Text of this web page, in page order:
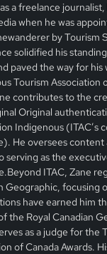
a freelance
when he was
by Tourism
solidified his
paved the way for his
Tourism Association
contributes to the
Original
Indigenous (ITAC’s
He oversees
serving as the
ITAC, Zane
Geographic, focusing
have earned him
the Royal Canadian
as a judge for the
of Canada Awards.